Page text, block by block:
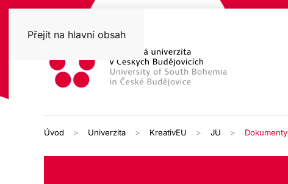
Přejít na hlavní obsah
Úvod Univerzita KreativEU JU Dokumenty